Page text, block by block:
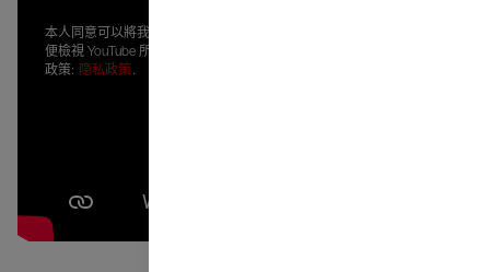
本人同意可以將我的個人資料傳輸給 Google，以
便檢視 YouTube 所顯示的內容。本人已閱讀隱私
政策: 隐私政策.